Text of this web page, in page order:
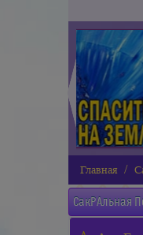
◄
Главная
СакРАльная